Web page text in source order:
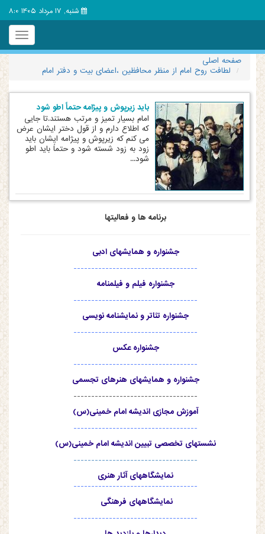
شنبه, 17 مرداد 1405 8:0
Toggle
صفحه اصلی
لطافت روح امام از منظر محافظین ،اعضای بیت و دفتر امام
باید زیرپوش و پیژامه حتماً اطو شود
امام بسیار تمیز و مرتب هستند.تا جایی
که اطلاع دارم و از قول دختر ایشان عرض
می کنم که زیرپوش و پیژامه ایشان باید
زود به زود شسته شود و حتماً باید اطو
شود...
برنامه ها و فعالیتها
جشنواره و همایشهای ادبی
-----------------------------------
جشنواره فیلم و فیلمنامه
-----------------------------------
جشنواره تئاتر و نمایشنامه نویسی
-----------------------------------
جشنواره عکس
-----------------------------------
جشنواره و همایشهای هنرهای تجسمی
-----------------------------------
آموزش مجازی اندیشه امام خمینی(س)
-----------------------------------
نشستهای تخصصی تبیین اندیشه امام خمینی(س)
-----------------------------------
نمایشگاههای آثار هنری
-----------------------------------
نمایشگاههای فرهنگی
-----------------------------------